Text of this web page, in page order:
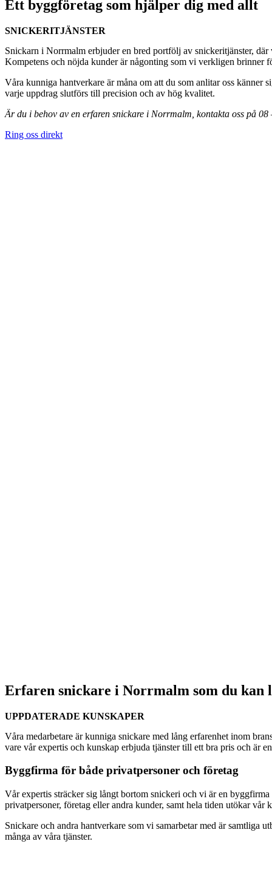
Ett byggföretag som hjälper dig med allt
SNICKERITJÄNSTER
Snickarn i Norrmalm erbjuder en bred portfölj av snickeritjänster,
Kompetens och nöjda kunder är någonting som vi verkligen brinner
Våra kunniga hantverkare är måna om att du som anlitar oss känner
varje uppdrag slutförs till precision och av hög kvalitet.
Är du i behov av en erfaren snickare i Norrmalm, kontakta oss på
Ring oss direkt
Erfaren snickare i Norrmalm som du kan
UPPDATERADE KUNSKAPER
Våra medarbetare är kunniga snickare med lång erfarenhet inom
vare vår expertis och kunskap erbjuda tjänster till ett bra pris och är
Byggfirma för både privatpersoner och företag
Vår expertis sträcker sig långt bortom snickeri och vi är en
privatpersoner, företag eller andra kunder, samt hela tiden utökar vår
Snickare och andra hantverkare som vi samarbetar med är samtliga
många av våra tjänster.